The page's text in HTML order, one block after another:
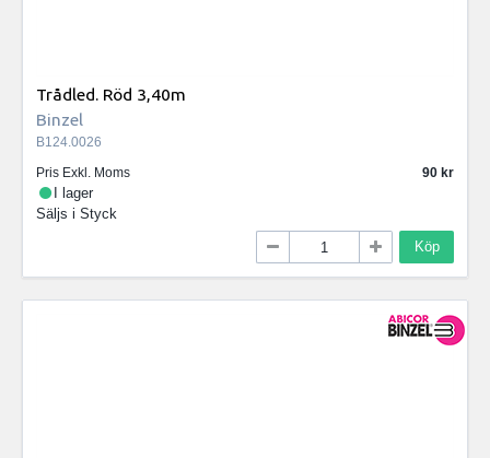
Trådled. Röd 3,40m
Binzel
B124.0026
Pris Exkl. Moms
90
I lager
Säljs i Styck
Köp